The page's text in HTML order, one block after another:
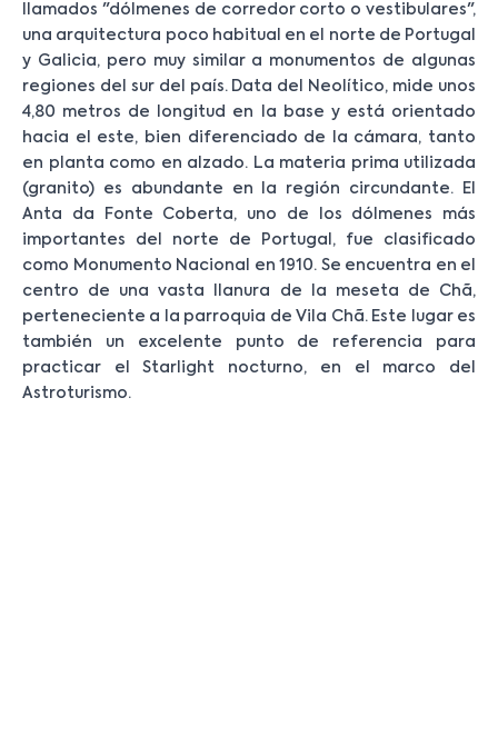
llamados "dólmenes de corredor corto o vestibulares",
una arquitectura poco habitual en el norte de Portugal
y Galicia, pero muy similar a monumentos de algunas
regiones del sur del país. Data del Neolítico, mide unos
4,80 metros de longitud en la base y está orientado
hacia el este, bien diferenciado de la cámara, tanto
en planta como en alzado. La materia prima utilizada
(granito) es abundante en la región circundante. El
Anta da Fonte Coberta, uno de los dólmenes más
importantes del norte de Portugal, fue clasificado
como Monumento Nacional en 1910. Se encuentra en el
centro de una vasta llanura de la meseta de Chã,
perteneciente a la parroquia de Vila Chã. Este lugar es
también un excelente punto de referencia para
practicar el Starlight nocturno, en el marco del
Astroturismo.